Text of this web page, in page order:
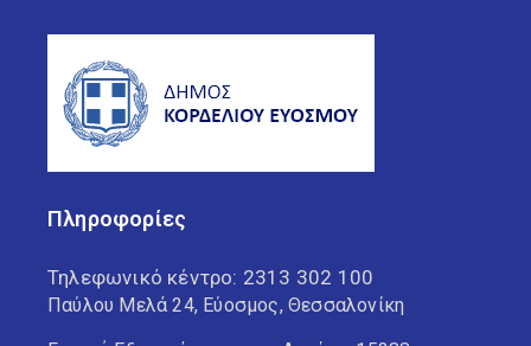
Πληροφορίες
Τηλεφωνικό κέντρο: 2313 302 100
Παύλου Μελά 24, Εύοσμος, Θεσσαλονίκη